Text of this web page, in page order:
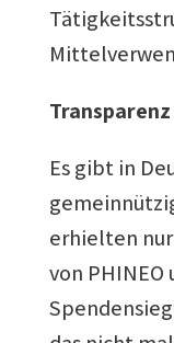
Es gibt in
erhielten
von PHINEO